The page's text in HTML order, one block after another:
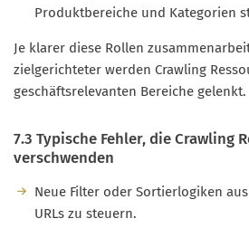
Produktbereiche und Kategorien
Je klarer diese Rollen
zielgerichteter werden Crawling
geschäftsrelevanten Bereiche gelenkt.
7.3 Typische Fehler, die Crawling
verschwenden
Neue Filter oder Sortierlogiken
URLs zu steuern.